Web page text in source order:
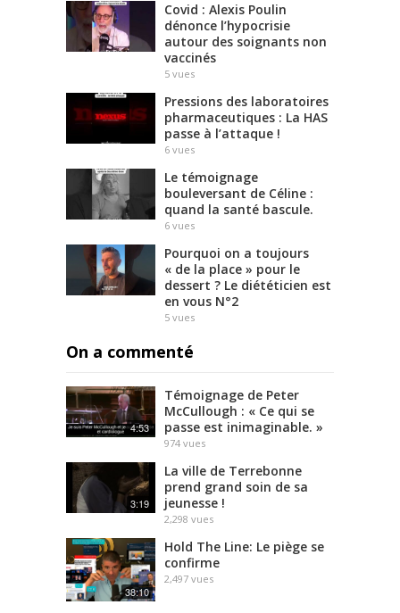
Covid : Alexis Poulin
dénonce l’hypocrisie
autour des soignants non
vaccinés
5 vues
Pressions des laboratoires
pharmaceutiques : La HAS
passe à l’attaque !
6 vues
Le témoignage
bouleversant de Céline :
quand la santé bascule.
6 vues
Pourquoi on a toujours
« de la place » pour le
dessert ? Le diététicien est
en vous N°2
5 vues
On a commenté
4:53
Témoignage de Peter
McCullough : « Ce qui se
passe est inimaginable. »
974 vues
3:19
La ville de Terrebonne
prend grand soin de sa
jeunesse !
2,298 vues
38:10
Hold The Line: Le piège se
confirme
2,497 vues